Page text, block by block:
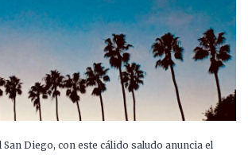
San Diego, con este cálido saludo anuncia el